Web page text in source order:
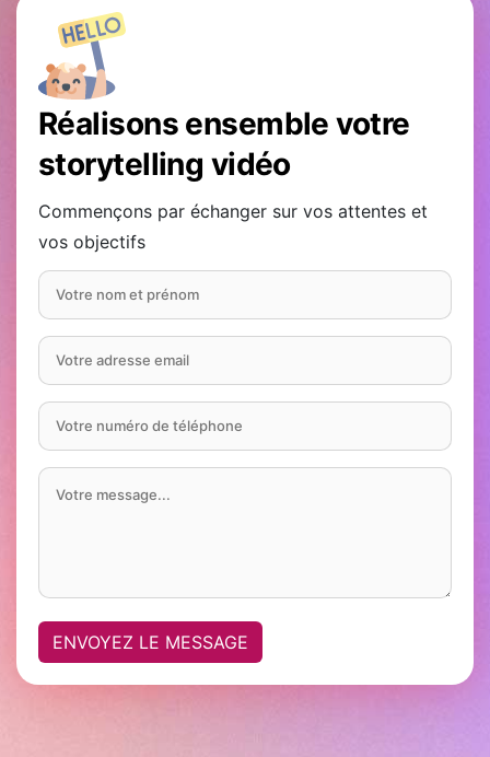
Réalisons ensemble votre
storytelling vidéo
Commençons par échanger sur vos attentes et
vos objectifs
ENVOYEZ LE MESSAGE